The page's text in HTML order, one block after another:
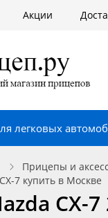
Акции
легковых
Прицепы и
7 купить в Москве
CX-